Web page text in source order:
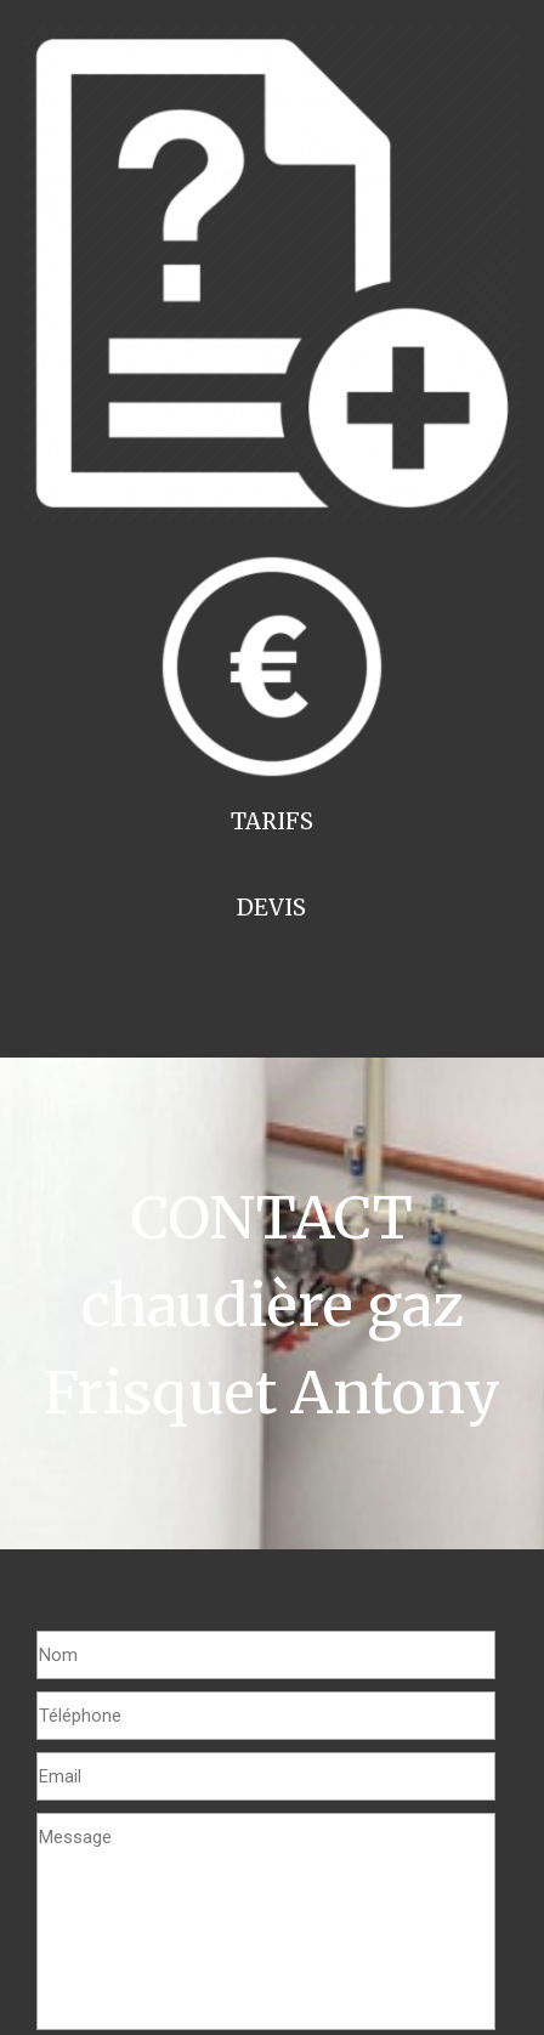
TARIFS
DEVIS
CONTACT
chaudière gaz
Frisquet Antony